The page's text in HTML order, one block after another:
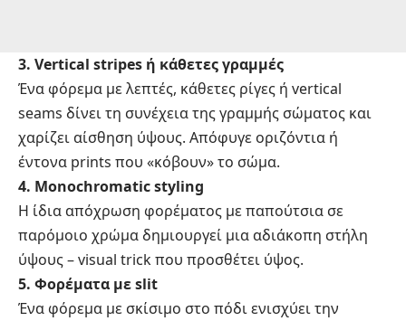
3. Vertical stripes ή κάθετες γραμμές
Ένα φόρεμα με λεπτές, κάθετες ρίγες ή vertical
seams δίνει τη συνέχεια της γραμμής σώματος και
χαρίζει αίσθηση ύψους. Απόφυγε οριζόντια ή
έντονα prints που «κόβουν» το σώμα.
4. Monochromatic styling
Η ίδια απόχρωση φορέματος με παπούτσια σε
παρόμοιο χρώμα δημιουργεί μια αδιάκοπη στήλη
ύψους – visual trick που προσθέτει ύψος.
5. Φορέματα με slit
Ένα φόρεμα με σκίσιμο στο πόδι ενισχύει την